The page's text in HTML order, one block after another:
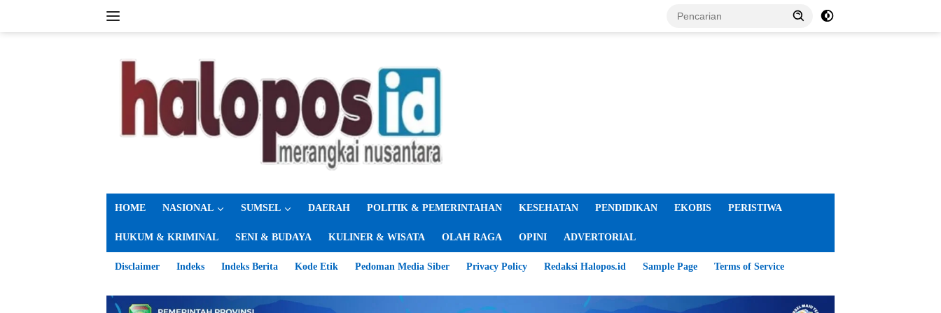
HOME NASIONAL SUMSEL DAERAH POLITIK & PEMERINTAHAN KESEHATAN PENDIDIKAN EKOBIS PERISTIWA
HUKUM & KRIMINAL SENI & BUDAYA KULINER & WISATA OLAH RAGA OPINI ADVERTORIAL
Disclaimer Indeks Indeks Berita Kode Etik Pedoman Media Siber Privacy Policy Redaksi Halopos.id Sample Page Terms of Service